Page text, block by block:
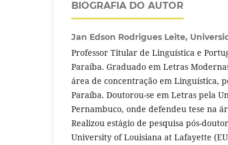
BIOGRAFIA DO AUTOR
Jan Edson Rodrigues Leite,
Professor Titular de Linguística e
Paraíba. Graduado em Letras
área de concentração em Linguística,
Paraíba. Doutorou-se em Letras pela
Pernambuco, onde defendeu tese na
Realizou estágio de pesquisa pós-
University of Louisiana at Lafayette